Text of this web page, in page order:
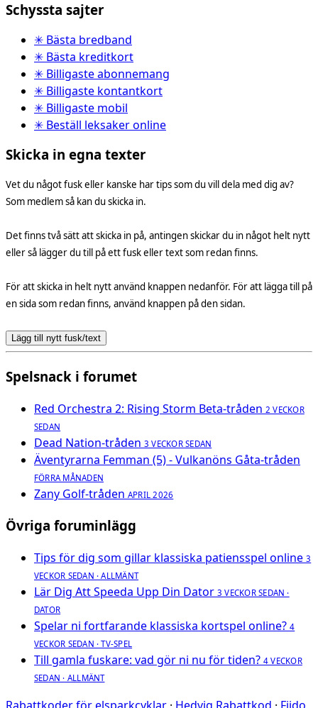
Schyssta sajter
✳ Bästa bredband
✳ Bästa kreditkort
✳ Billigaste abonnemang
✳ Billigaste kontantkort
✳ Billigaste mobil
✳ Beställ leksaker online
Skicka in egna texter
Vet du något fusk eller kanske har tips som du vill dela med dig av?
Som medlem så kan du skicka in.
Det finns två sätt att skicka in på, antingen skickar du in något helt nytt
eller så lägger du till på ett fusk eller text som redan finns.
För att skicka in helt nytt använd knappen nedanför. För att lägga till på
en sida som redan finns, använd knappen på den sidan.
Lägg till nytt fusk/text
Spelsnack i forumet
Red Orchestra 2: Rising Storm Beta-tråden 2 VECKOR
SEDAN
Dead Nation-tråden 3 VECKOR SEDAN
Äventyrarna Femman (5) - Vulkanöns Gåta-tråden
FÖRRA MÅNADEN
Zany Golf-tråden APRIL 2026
Övriga foruminlägg
Tips för dig som gillar klassiska patiensspel online 3
VECKOR SEDAN · ALLMÄNT
Lär Dig Att Speeda Upp Din Dator 3 VECKOR SEDAN ·
DATOR
Spelar ni fortfarande klassiska kortspel online? 4
VECKOR SEDAN · TV-SPEL
Till gamla fuskare: vad gör ni nu för tiden? 4 VECKOR
SEDAN · ALLMÄNT